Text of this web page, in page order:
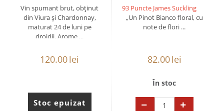
Vin spumant brut, obținut
din Viura și Chardonnay,
maturat 24 de luni pe
drojdii. Arome ...
120.00lei
Stoc epuizat
93 Puncte James Suckling
„Un Pinot Bianco floral, cu
note de flori ...
82.00lei
În stoc